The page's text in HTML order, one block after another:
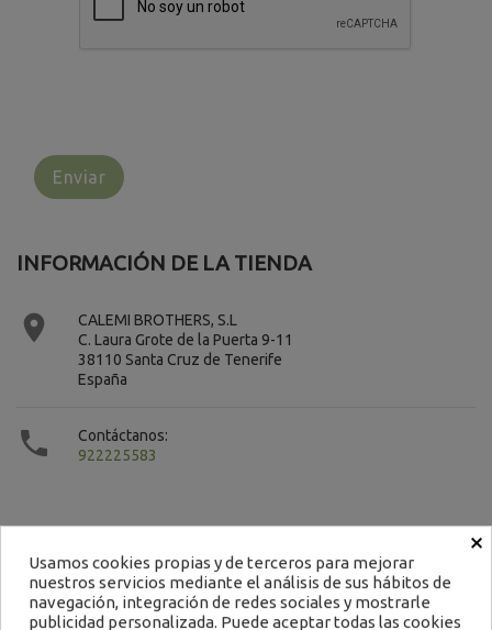
INFORMACIÓN DE LA TIENDA

CALEMI BROTHERS, S.L
C. Laura Grote de la Puerta 9-11
38110 Santa Cruz de Tenerife
España

Contáctanos:
922225583
Contacto
×
Usamos cookies propias y de terceros para mejorar
nuestros servicios mediante el análisis de sus hábitos de
navegación, integración de redes sociales y mostrarle
publicidad personalizada. Puede aceptar todas las cookies